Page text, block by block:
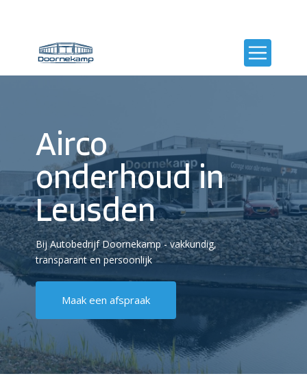
Airco
onderhoud in
Leusden
Bij Autobedrijf Doornekamp - vakkundig,
transparant en persoonlijk
Maak een afspraak